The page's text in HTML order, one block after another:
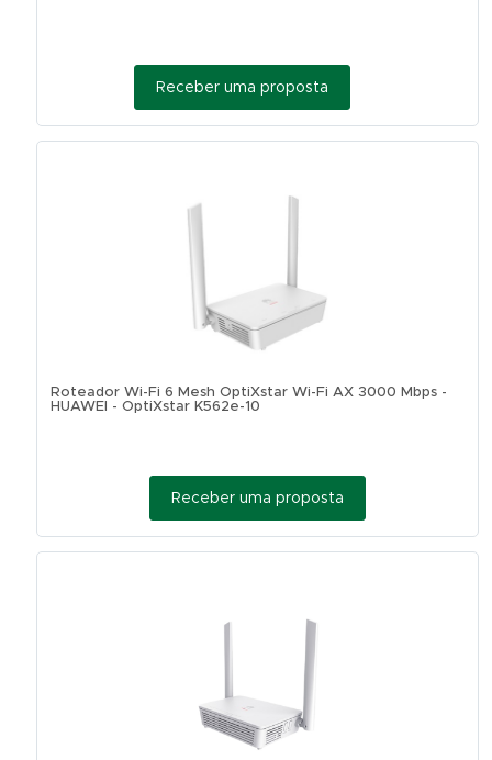
Receber uma proposta
Roteador Wi-Fi 6 Mesh OptiXstar Wi-Fi AX 3000 Mbps -
HUAWEI - OptiXstar K562e-10
Receber uma proposta